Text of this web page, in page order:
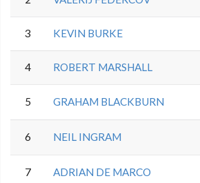
3 KEVIN BURKE
4 ROBERT MARSHALL
5 GRAHAM BLACKBURN
6 NEIL INGRAM
7 ADRIAN DE MARCO